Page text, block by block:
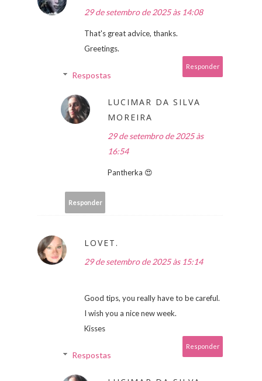
29 de setembro de 2025 às 14:08
That's great advice, thanks.
Greetings.
Responder
Respostas
LUCIMAR DA SILVA
MOREIRA
29 de setembro de 2025 às
16:54
Pantherka 😍
Responder
LOVET.
29 de setembro de 2025 às 15:14
Good tips, you really have to be careful.
I wish you a nice new week.
Kisses
Responder
Respostas